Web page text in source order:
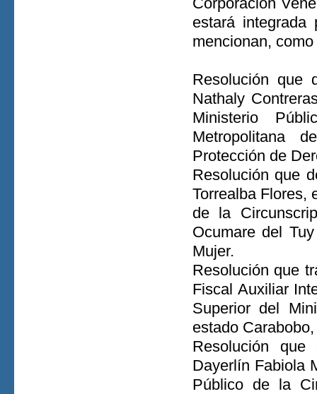
estará
mencionan,
Resolución que
Nathaly
Ministerio
Metropolitana
Protección de
Resolución que
Torrealba Flores,
de la
Ocumare del
Mujer.
Resolución que
Fiscal Auxiliar
Superior del
estado
Resolución que
Dayerlín Fabiola
Público de la